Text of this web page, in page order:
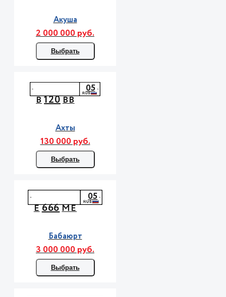
Акуша
2 000 000 руб.
Выбрать
В120ВВ
05
Ахты
130 000 руб.
Выбрать
Е666МЕ
05
Бабаюрт
3 000 000 руб.
Выбрать